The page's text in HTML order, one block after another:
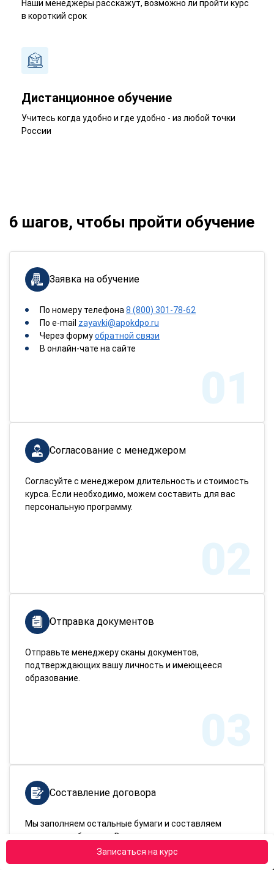
Записаться на курс
Наши менеджеры расскажут, возможно ли пройти курс
в короткий срок
Дистанционное обучение
Учитесь когда удобно и где удобно - из любой точки
России
6 шагов, чтобы пройти обучение
Заявка на обучение
По номеру телефона 8 (800) 301-78-62
По e-mail zayavki@apokdpo.ru
Через формуобратной связи
В онлайн-чате на сайте
01
Согласование с менеджером
Согласуйте с менеджером длительность и стоимость
курса. Если необходимо, можем составить для вас
персональную программу.
02
Отправка документов
Отправьте менеджеру сканы документов,
подтверждающих вашу личность и имеющееся
образование.
03
Составление договора
Мы заполняем остальные бумаги и составляем
договор на обучение. Вам нужно только подписать
готовый договор и оплатить курс.